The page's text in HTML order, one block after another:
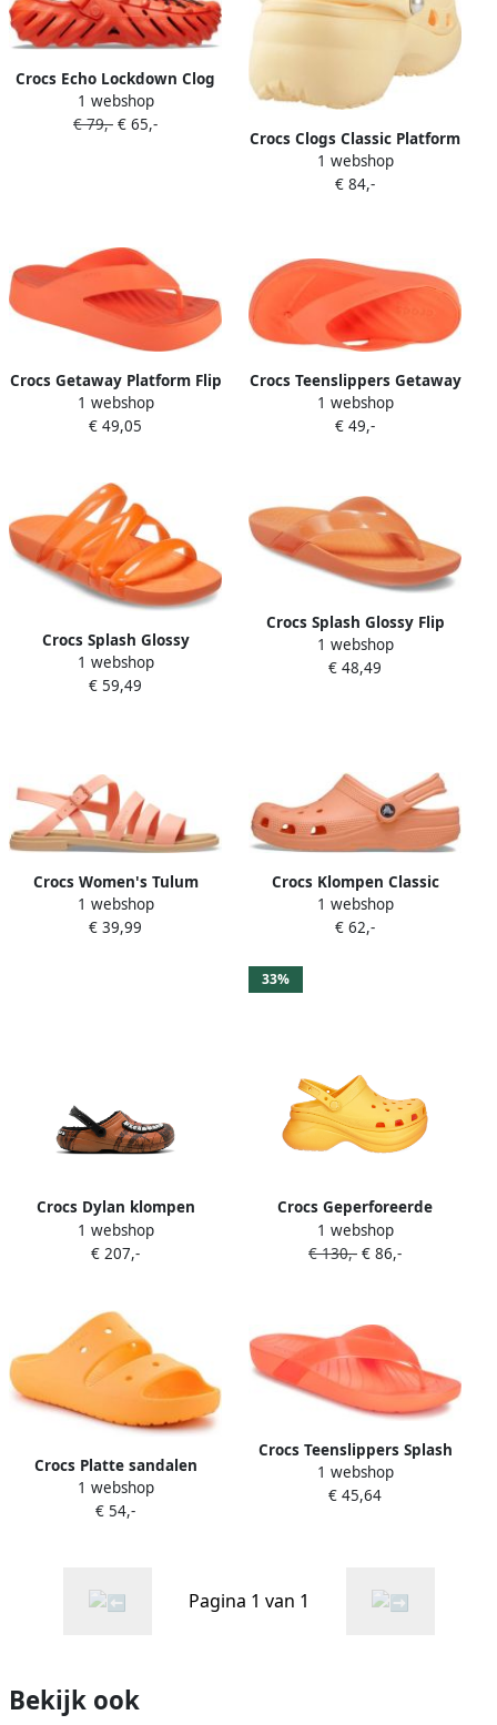
Crocs Echo Lockdown Clog
M6W8
1 webshop
€ 79,- € 65,-
Crocs Clogs Classic Platform
Pearl Clog plateauschoen
sandaal met sierparels
1 webshop
€ 84,-
Crocs Getaway Platform Flip
209410-84F Vrouwen Oranje
Slippers
1 webshop
€ 49,05
Crocs Teenslippers Getaway
Platform Flip plateau
zomerschoen pantoffels
1 webshop
€ 49,-
Crocs Splash Glossy
Sandalen Persimmon
Lichtgewicht Comfortabele
1 webshop
€ 59,49
Crocs Splash Glossy Flip
Dames Teenslippers
Persimmon Comfortabele
1 webshop
€ 48,49
Crocs Women's Tulum
Sandal Sandalen maat W7
roze beige
1 webshop
€ 39,99
Crocs Klompen Classic
Sabot U
1 webshop
€ 62,-
Crocs Dylan klompen
Oranje
1 webshop
€ 207,-
33%
Crocs Geperforeerde
slippers met plateauzool
Oranje
1 webshop
€ 130,- € 86,-
Crocs Platte sandalen
Classic
1 webshop
€ 54,-
Crocs Teenslippers Splash
Glossy Flip
1 webshop
€ 45,64
Pagina 1 van 1
Bekijk ook